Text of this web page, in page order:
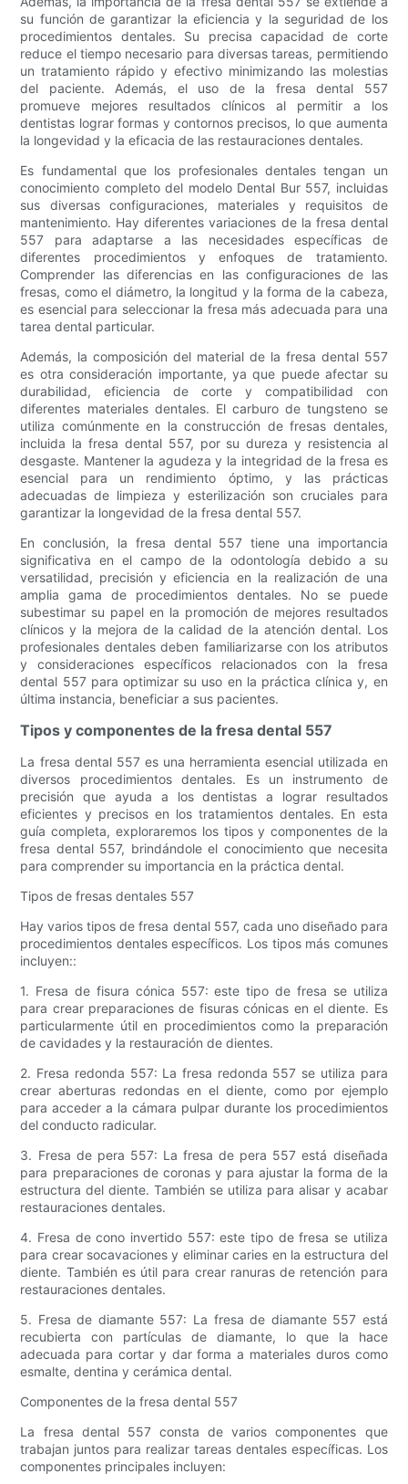
su función de garantizar la eficiencia y la seguridad de los
procedimientos dentales. Su precisa capacidad de corte
reduce el tiempo necesario para diversas tareas, permitiendo
un tratamiento rápido y efectivo minimizando las molestias
del paciente. Además, el uso de la fresa dental 557
promueve mejores resultados clínicos al permitir a los
dentistas lograr formas y contornos precisos, lo que aumenta
la longevidad y la eficacia de las restauraciones dentales.
Es fundamental que los profesionales dentales tengan un
conocimiento completo del modelo Dental Bur 557, incluidas
sus diversas configuraciones, materiales y requisitos de
mantenimiento. Hay diferentes variaciones de la fresa dental
557 para adaptarse a las necesidades específicas de
diferentes procedimientos y enfoques de tratamiento.
Comprender las diferencias en las configuraciones de las
fresas, como el diámetro, la longitud y la forma de la cabeza,
es esencial para seleccionar la fresa más adecuada para una
tarea dental particular.
Además, la composición del material de la fresa dental 557
es otra consideración importante, ya que puede afectar su
durabilidad, eficiencia de corte y compatibilidad con
diferentes materiales dentales. El carburo de tungsteno se
utiliza comúnmente en la construcción de fresas dentales,
incluida la fresa dental 557, por su dureza y resistencia al
desgaste. Mantener la agudeza y la integridad de la fresa es
esencial para un rendimiento óptimo, y las prácticas
adecuadas de limpieza y esterilización son cruciales para
garantizar la longevidad de la fresa dental 557.
En conclusión, la fresa dental 557 tiene una importancia
significativa en el campo de la odontología debido a su
versatilidad, precisión y eficiencia en la realización de una
amplia gama de procedimientos dentales. No se puede
subestimar su papel en la promoción de mejores resultados
clínicos y la mejora de la calidad de la atención dental. Los
profesionales dentales deben familiarizarse con los atributos
y consideraciones específicos relacionados con la fresa
dental 557 para optimizar su uso en la práctica clínica y, en
última instancia, beneficiar a sus pacientes.
Tipos y componentes de la fresa dental 557
La fresa dental 557 es una herramienta esencial utilizada en
diversos procedimientos dentales. Es un instrumento de
precisión que ayuda a los dentistas a lograr resultados
eficientes y precisos en los tratamientos dentales. En esta
guía completa, exploraremos los tipos y componentes de la
fresa dental 557, brindándole el conocimiento que necesita
para comprender su importancia en la práctica dental.
Tipos de fresas dentales 557
Hay varios tipos de fresa dental 557, cada uno diseñado para
procedimientos dentales específicos. Los tipos más comunes
incluyen::
1. Fresa de fisura cónica 557: este tipo de fresa se utiliza
para crear preparaciones de fisuras cónicas en el diente. Es
particularmente útil en procedimientos como la preparación
de cavidades y la restauración de dientes.
2. Fresa redonda 557: La fresa redonda 557 se utiliza para
crear aberturas redondas en el diente, como por ejemplo
para acceder a la cámara pulpar durante los procedimientos
del conducto radicular.
3. Fresa de pera 557: La fresa de pera 557 está diseñada
para preparaciones de coronas y para ajustar la forma de la
estructura del diente. También se utiliza para alisar y acabar
restauraciones dentales.
4. Fresa de cono invertido 557: este tipo de fresa se utiliza
para crear socavaciones y eliminar caries en la estructura del
diente. También es útil para crear ranuras de retención para
restauraciones dentales.
5. Fresa de diamante 557: La fresa de diamante 557 está
recubierta con partículas de diamante, lo que la hace
adecuada para cortar y dar forma a materiales duros como
esmalte, dentina y cerámica dental.
Componentes de la fresa dental 557
La fresa dental 557 consta de varios componentes que
trabajan juntos para realizar tareas dentales específicas. Los
componentes principales incluyen: